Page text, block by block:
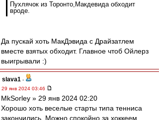
Пухлячок из Торонто,Макдевида обходит
вроде.
Да пускай хоть МакДэвида с Драйзатлем
вместе взятых обходит. Главное чтоб Ойлерз
выигрывали :)
slava1 -
29 янв 2024 03:46
MkSorley » 29 янв 2024 02:20
Хорошо хоть веселые старты типа тенниса
закончились. Можно спокойно за хоккеем